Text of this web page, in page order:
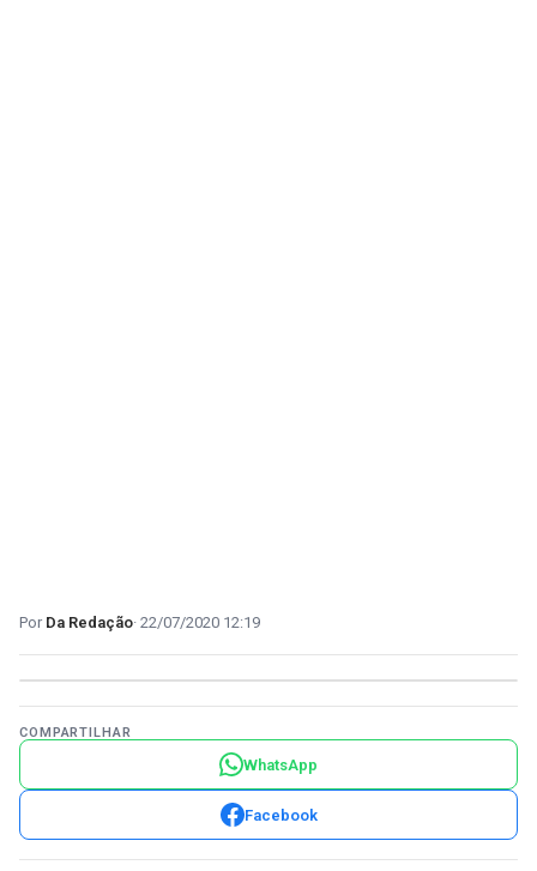
Da Redação 22/07/2020 12:19
COMPARTILHAR
WhatsApp
Facebook